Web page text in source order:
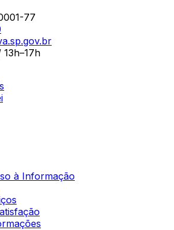
77
13h–17h
à Informação